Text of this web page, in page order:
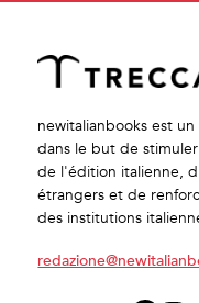
newitalianbooks est
dans le but de
de l'édition italienne,
étrangers et de
des institutions